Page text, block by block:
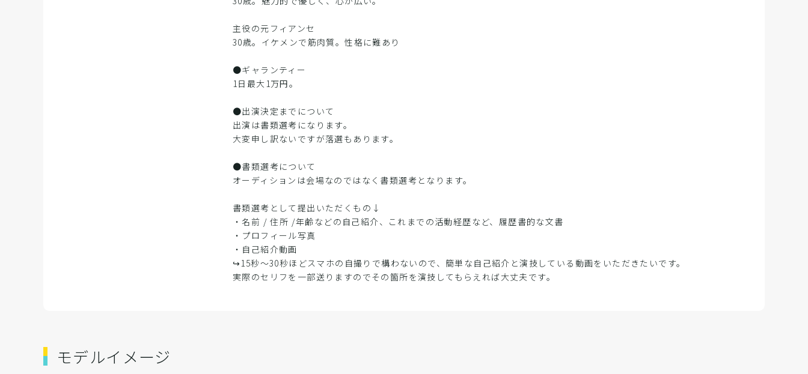
主役の元フィアンセ
30歳。イケメンで筋肉質。性格に難あり
●ギャランティー
1日最大1万円。
●出演決定までについて
出演は書類選考になります。
大変申し訳ないですが落選もあります。
●書類選考について
オーディションは会場なのではなく書類選考となります。
書類選考として提出いただくもの↓
・名前 / 住所 /年齢などの自己紹介、これまでの活動経歴など、履歴書的な文書
・プロフィール写真
・自己紹介動画
↪︎15秒〜30秒ほどスマホの自撮りで構わないので、簡単な自己紹介と演技している動画をいただきたいです。
実際のセリフを一部送りますのでその箇所を演技してもらえれば大丈夫です。
モデルイメージ